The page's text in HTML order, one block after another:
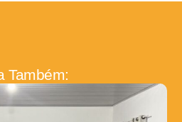
Também: